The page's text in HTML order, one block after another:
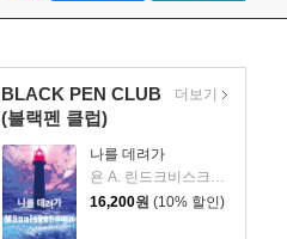
BLACK PEN CLUB
(블랙펜 클럽)
나를 데려가
욘 A. 린드크비스크 저/남명성 역
16,200원 (10% 할인)
더보기